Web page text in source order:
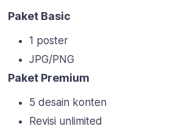
Paket Basic
1 poster
JPG/PNG
Paket Premium
5 desain konten
Revisi unlimited